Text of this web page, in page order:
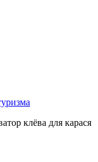
клёва для карася